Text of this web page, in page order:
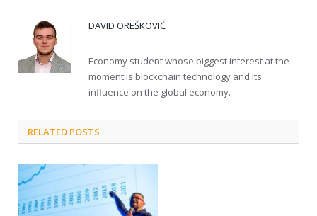
DAVID OREŠKOVIĆ
Economy student whose biggest interest at the
moment is blockchain technology and its'
influence on the global economy.
RELATED POSTS